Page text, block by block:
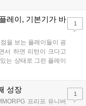
을 최초 공개할 계획
레이, 기본기가 바
을 보는 플레이들이 굉
서 하면 리턴이 크다고
는 상태로 그런 플레이
가 계속 많이 났던 것
1
성장
프리프 유니버
1